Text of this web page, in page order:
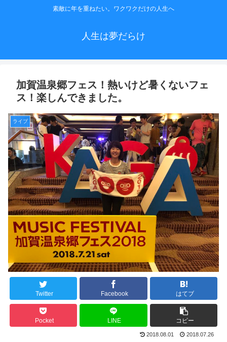
素敵に年を重ねたい。ワクワクだけの人生へ
人生は夢だらけ
加賀温泉郷フェス！熱いけど暑くないフェ
ス！楽しんできました。
ライブ
Twitter Facebook はてブ
Pocket LINE コピー
2018.08.01 2018.07.26